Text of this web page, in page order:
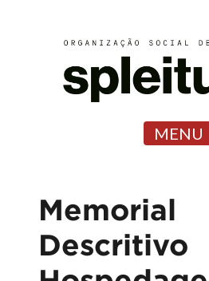
MENU
Memorial
Descritivo